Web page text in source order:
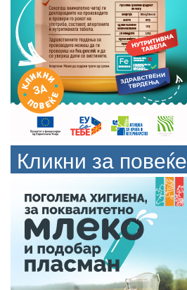
Кликни за повеќе